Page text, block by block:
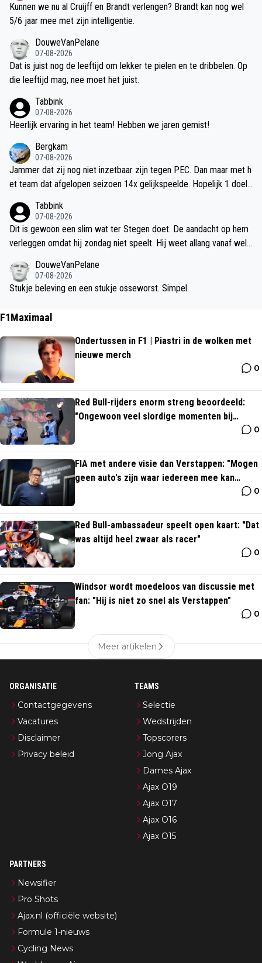
Kunnen we nu al Cruijff en Brandt verlengen? Brandt kan nog wel
5/6 jaar mee met zijn intelligentie.
DouweVanPelane
07-08-2026
Dat is juist nog de leeftijd om lekker te pielen en te dribbelen. Op
die leeftijd mag, nee moet het juist.
Tabbink
07-08-2026
Heerlijk ervaring in het team! Hebben we jaren gemist!
Bergkam
07-08-2026
Jammer dat zij nog niet inzetbaar zijn tegen PEC. Dan maar met h
et team dat afgelopen seizoen 14x gelijkspeelde. Hopelijk 1 doelp
Tabbink
07-08-2026
Dit is gewoon een slim wat ter Stegen doet. De aandacht op hem
verleggen omdat hij zondag niet speelt. Hij weet allang vanaf welk
DouweVanPelane
07-08-2026
Stukje beleving en een stukje osseworst. Simpel.
F1Maximaal
Ondertussen in F1 | Piastri in de wolken met
nieuwe merch
0
Red Bull-rijders enorm streng beoordeeld:
"Ongewoon veel slordige momenten bij
0
FIA met andere visie dan Verstappen: "Mogen
geen auto's zijn waar iedereen mee kan
0
Red Bull-ambassadeur speelt open kaart: "Dat
was altijd heel zwaar als racer"
0
Windsor wordt moedeloos van discussie met
fan: "Hij is niet zo snel als Verstappen"
0
Meer artikelen
ORGANISATIE
Contactgegevens
Vacatures
Disclaimer
Privacy beleid
TEAMS
Selectie
Wedstrijden
Topscorers
Jong Ajax
Dames Ajax
Ajax O19
Ajax O17
Ajax O16
Ajax O15
PARTNERS
Newsifier
Pro Shots
Ajax.nl (officiële website)
Formule 1-nieuws
Cycling News